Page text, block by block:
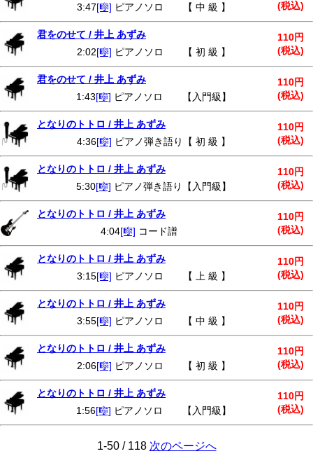
(税込)
3:47[🎼] ピアノソロ 【 中 級 】
君をのせて / 井上 あずみ
110円
(税込)
2:02[🎼] ピアノソロ 【 初 級 】
君をのせて / 井上 あずみ
110円
(税込)
1:43[🎼] ピアノソロ 【入門級】
となりのトトロ / 井上 あずみ
110円
(税込)
4:36[🎼] ピアノ弾き語り【 初 級 】
となりのトトロ / 井上 あずみ
110円
(税込)
5:30[🎼] ピアノ弾き語り【入門級】
となりのトトロ / 井上 あずみ
110円
(税込)
4:04[🎼] コード譜
となりのトトロ / 井上 あずみ
110円
(税込)
3:15[🎼] ピアノソロ 【 上 級 】
となりのトトロ / 井上 あずみ
110円
(税込)
3:55[🎼] ピアノソロ 【 中 級 】
となりのトトロ / 井上 あずみ
110円
(税込)
2:06[🎼] ピアノソロ 【 初 級 】
となりのトトロ / 井上 あずみ
110円
(税込)
1:56[🎼] ピアノソロ 【入門級】
1-50 / 118 次のページへ